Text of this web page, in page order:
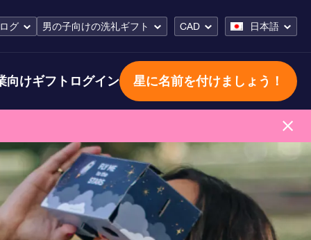
グ 男の子向けの洗礼ギフト CAD 日本語
向けギフト ログイン 星に名前を付けましょう！